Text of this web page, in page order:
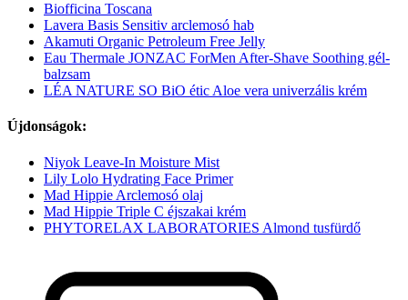
Biofficina Toscana
Lavera Basis Sensitiv arclemosó hab
Akamuti Organic Petroleum Free Jelly
Eau Thermale JONZAC ForMen After-Shave Soothing gél-
balzsam
LÉA NATURE SO BiO étic Aloe vera univerzális krém
Újdonságok:
Niyok Leave-In Moisture Mist
Lily Lolo Hydrating Face Primer
Mad Hippie Arclemosó olaj
Mad Hippie Triple C éjszakai krém
PHYTORELAX LABORATORIES Almond tusfürdő